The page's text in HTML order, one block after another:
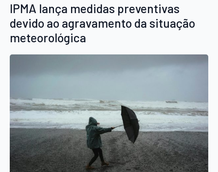
IPMA lança medidas preventivas
devido ao agravamento da situação
meteorológica